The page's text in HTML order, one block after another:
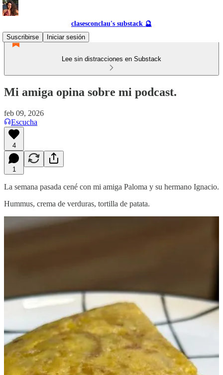
clasesconclau's substack 🔮
Suscribirse
Iniciar sesión
Lee sin distracciones en Substack
Mi amiga opina sobre mi podcast.
feb 09, 2026
Escucha
4
1
La semana pasada cené con mi amiga Paloma y su hermano Ignacio.
Hummus, crema de verduras, tortilla de patata.
Los tres somos profes: Ignacio es profe de inglés en la escuela
pública en España y Paloma y yo tenemos el mismo trabajo. Profes
de español para extranjeros. Pero Paloma trabaja a miles de
kilómetros de aquí: en Asia.
Hablábamos de trabajo, así que en un momento dado, salió el tema
de mi podcast.